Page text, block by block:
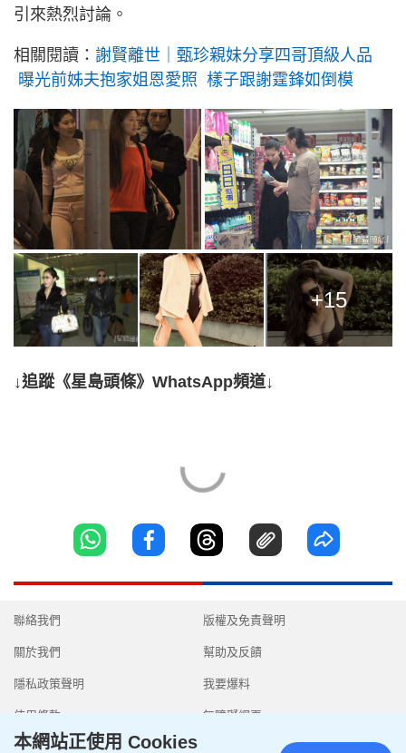
引來熱烈討論。
相關閱讀： 謝賢離世｜甄珍親妹分享四哥頂級人品
曝光前姊夫抱家姐恩愛照 樣子跟謝霆鋒如倒模
+15
↓追蹤《星島頭條》WhatsApp頻道↓
聯絡我們
關於我們
隱私政策聲明
使用條款
版權及免責聲明
幫助及反饋
我要爆料
無障礙網頁
本網站正使用 Cookies